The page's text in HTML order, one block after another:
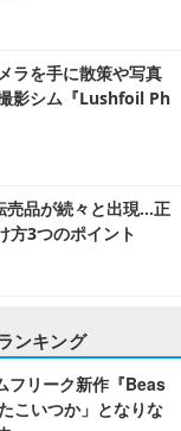
ラを手に散策や写真
影シム『Lushfoil Ph
売品が続々と出現…正
方3つのポイント
ンキング
フリーク新作『Beas
いつか」となりな